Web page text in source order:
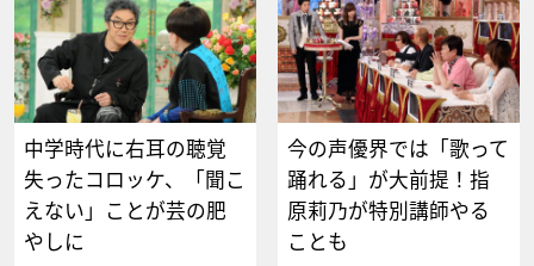
中学時代に右耳の聴覚
失ったコロッケ、「聞こ
えない」ことが芸の肥
やしに
今の声優界では「歌って
踊れる」が大前提！指
原莉乃が特別講師やる
ことも